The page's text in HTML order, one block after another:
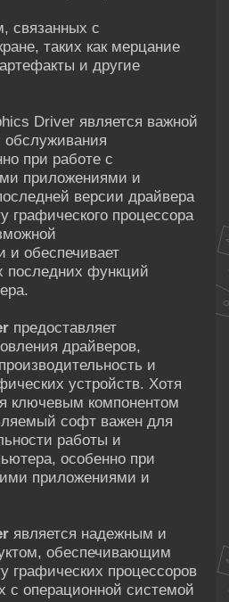
связанных с
таких как мерцание
и другие
Driver является важной
обслуживания
при работе с
приложениями и
версии драйвера
графического процессора
и обеспечивает
последних функций
предоставляет
драйверов,
и
устройств. Хотя
ключевым компонентом
софт важен для
работы и
особенно при
приложениями и
является надежным и
обеспечивающим
графических процессоров
с операционной системой